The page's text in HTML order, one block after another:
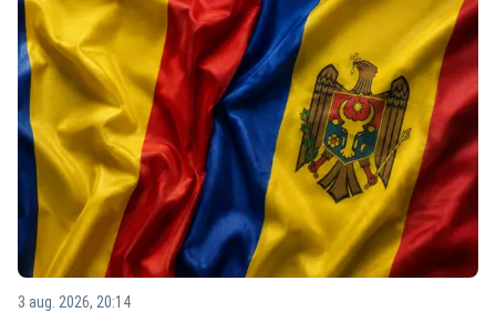
3 aug. 2026, 20:14